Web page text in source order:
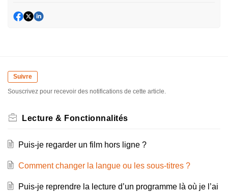
Suivre
Souscrivez pour recevoir des notifications de cette article.
Lecture & Fonctionnalités
Puis-je regarder un film hors ligne ?
Comment changer la langue ou les sous-titres ?
Puis-je reprendre la lecture d’un programme là où je l’ai